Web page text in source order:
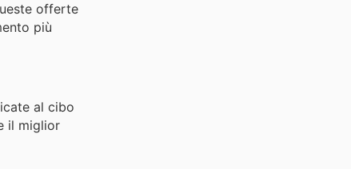
offerte
più
al cibo
il miglior